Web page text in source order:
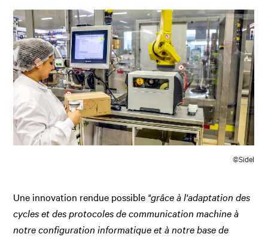
©Sidel
Une innovation rendue possible "grâce à l'adaptation des
cycles et des protocoles de communication machine à
notre configuration informatique et à notre base de